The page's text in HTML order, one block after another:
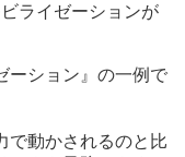
ライゼーションが
ーション』の一例で
で動かされるのと比